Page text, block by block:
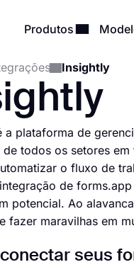
Produtos
Insightly
a plataforma de
de todos os setores
o fluxo de
de
potencial. Ao
fazer maravilhas em
seus